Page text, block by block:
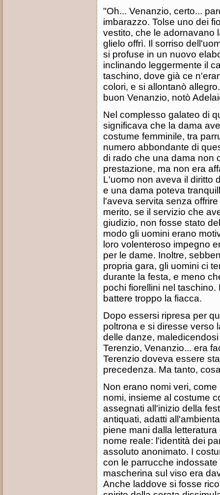
"Oh... Venanzio, certo...
imbarazzo. Tolse uno dei
vestito, che le adornavano
glielo offrì. Il sorriso
si profuse in un nuovo
inclinando leggermente il
taschino, dove già ce
colori, e si allontanò
buon Venanzio, notò
Nel complesso galateo di
significava che la dama
costume femminile, tra
numero abbondante di
di rado che una dama non
prestazione, ma non era
L'uomo non aveva il diritto
e una dama poteva
l'aveva servita senza
merito, se il servizio che
giudizio, non fosse stato
modo gli uomini erano
loro volenteroso impegno
per le dame. Inoltre,
propria gara, gli uomini ci
durante la festa, e meno
pochi fiorellini nel
battere troppo la fiacca.
Dopo essersi ripresa per
poltrona e si diresse verso
delle danze,
Terenzio, Venanzio... era
Terenzio doveva essere
precedenza. Ma tanto,
Non erano nomi veri,
nomi, insieme al costume
assegnati all'inizio della
antiquati, adatti
piene mani dalla
nome reale: l'identità dei
assoluto anonimato. I
con le parrucche
mascherina sul viso era
Anche laddove si fosse